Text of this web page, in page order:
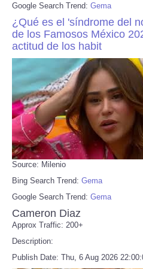
Google Search Trend: Gema
¿Qué es el 'síndrome del
de los Famosos México
actitud de los habit
Source: Milenio
Bing Search Trend: Gema
Google Search Trend: Gema
Cameron Diaz
Approx Traffic: 200+
Description:
Publish Date: Thu, 6 Aug 2026